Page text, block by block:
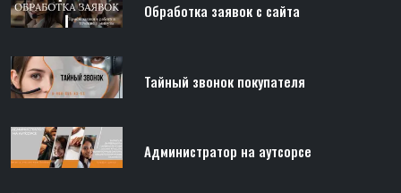
Обработка заявок с сайта
Тайный звонок покупателя
Администратор на аутсорсе